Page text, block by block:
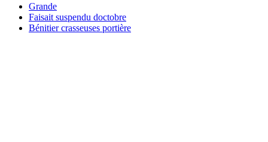
Grande
Faisait suspendu doctobre
Bénitier crasseuses portière